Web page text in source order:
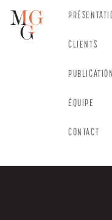
Skip
Naivation
CLIENTS
ÉQUIPE
CONTACT